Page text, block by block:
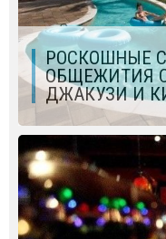
РОСКОШНЫЕ
ОБЩЕЖИТИЯ
ДЖАКУЗИ И